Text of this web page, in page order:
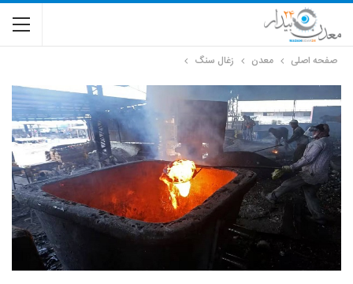
صفحه اصلی معدن زغال سنگ